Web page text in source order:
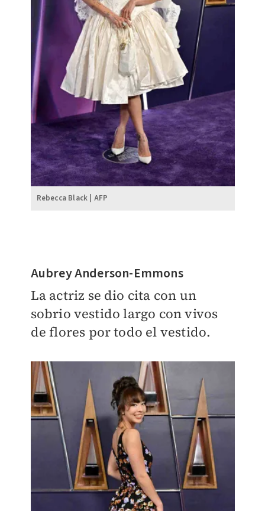
Rebecca Black | AFP
Aubrey Anderson-Emmons
La actriz se dio cita con un
sobrio vestido largo con vivos
de flores por todo el vestido.